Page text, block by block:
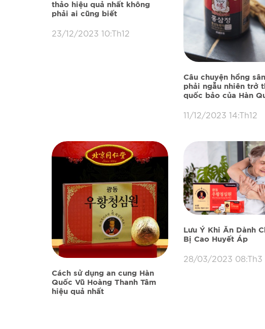
thảo hiệu quả nhất không
phải ai cũng biết
23/12/2023 10:Th12
Câu chuyện hồng
phải ngẫu nhiên trở
quốc bảo của Hàn
11/12/2023 14:Th12
Cách sử dụng an cung Hàn
Quốc Vũ Hoàng Thanh Tâm
hiệu quả nhất
Lưu Ý Khi Ăn Dành
Bị Cao Huyết Áp
28/03/2023 08:Th3